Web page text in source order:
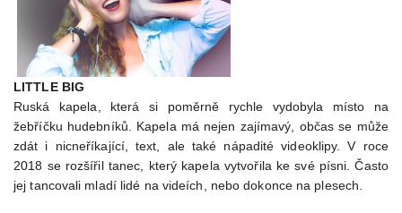
LITTLE BIG
Ruská kapela, která si poměrně rychle vydobyla místo na
žebříčku hudebníků. Kapela má nejen zajímavý, občas se může
zdát i nicneříkající, text, ale také nápadité videoklipy. V roce
2018 se rozšířil tanec, který kapela vytvořila ke své písni. Často
jej tancovali mladí lidé na videích, nebo dokonce na plesech.